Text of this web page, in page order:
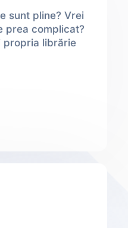
sunt pline? Vrei
prea complicat?
propria librărie